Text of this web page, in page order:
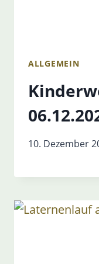
ALLGEMEIN
10. Dezember